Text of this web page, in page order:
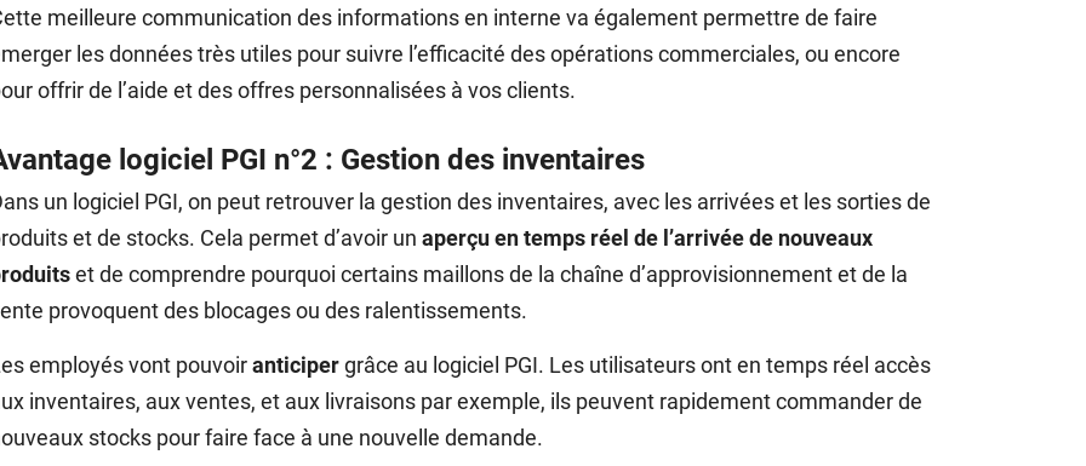
meilleure communication des informations en interne va également permettre de faire
les données très utiles pour suivre l’efficacité des opérations commerciales, ou encore
offrir de l’aide et des offres personnalisées à vos clients.
logiciel PGI n°2 : Gestion des inventaires
un logiciel PGI, on peut retrouver la gestion des inventaires, avec les arrivées et les sorties de
et de stocks. Cela permet d’avoir unaperçu en temps réel de l’arrivée de nouveaux
et de comprendre pourquoi certains maillons de la chaîne d’approvisionnement et de la
provoquent des blocages ou des ralentissements.
employés vont pouvoiranticipergrâce au logiciel PGI. Les utilisateurs ont en temps réel accès
inventaires, aux ventes, et aux livraisons par exemple, ils peuvent rapidement commander de
stocks pour faire face à une nouvelle demande.